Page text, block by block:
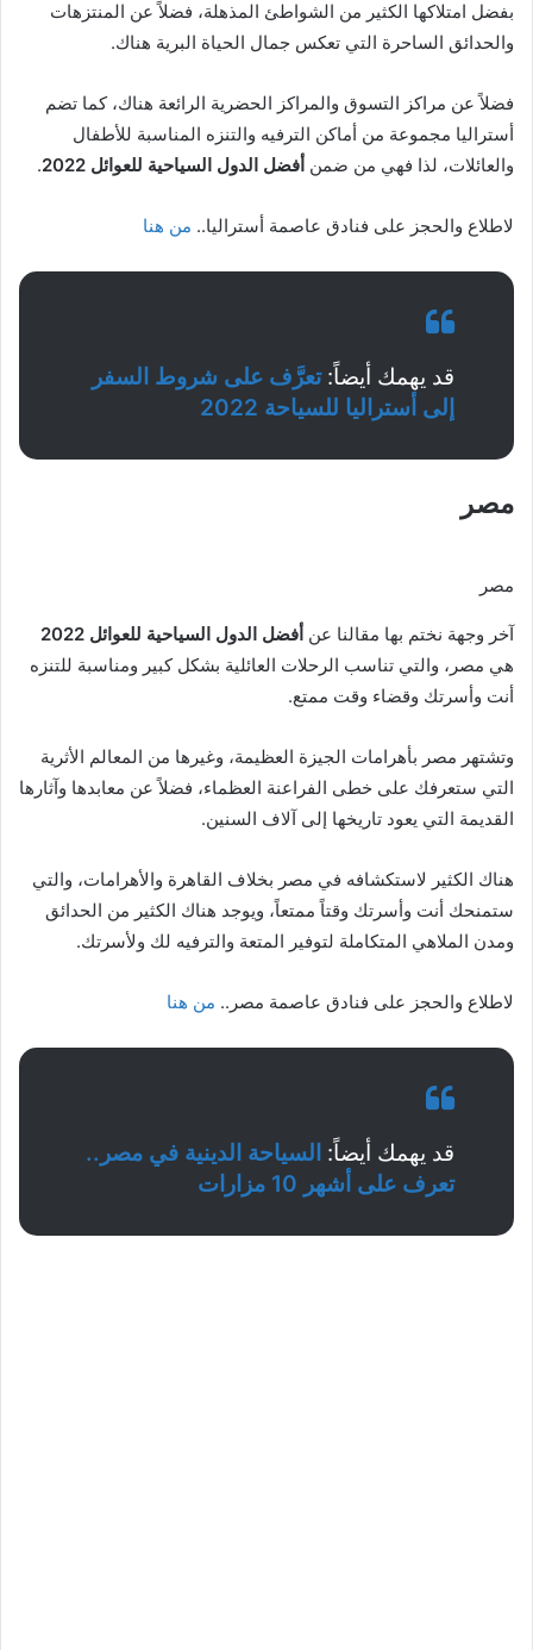
بفضل امتلاكها الكثير من الشواطئ المذهلة، فضلاً عن المنتزهات
والحدائق الساحرة التي تعكس جمال الحياة البرية هناك.
فضلاً عن مراكز التسوق والمراكز الحضرية الرائعة هناك، كما تضم
أستراليا مجموعة من أماكن الترفيه والتنزه المناسبة للأطفال
والعائلات، لذا فهي من ضمن أفضل الدول السياحية للعوائل 2022 .
لاطلاع والحجز على فنادق عاصمة أستراليا.. من هنا
قد يهمك أيضاً:تعرَّف على شروط السفر
إلى أستراليا للسياحة 2022
مصر
مصر
آخر وجهة نختم بها مقالنا عن أفضل الدول السياحية للعوائل 2022
هي مصر، والتي تناسب الرحلات العائلية بشكل كبير ومناسبة للتنزه
أنت وأسرتك وقضاء وقت ممتع.
وتشتهر مصر بأهرامات الجيزة العظيمة، وغيرها من المعالم الأثرية
التي ستعرفك على خطى الفراعنة العظماء، فضلاً عن معابدها وآثارها
القديمة التي يعود تاريخها إلى آلاف السنين.
هناك الكثير لاستكشافه في مصر بخلاف القاهرة والأهرامات، والتي
ستمنحك أنت وأسرتك وقتاً ممتعاً، ويوجد هناك الكثير من الحدائق
ومدن الملاهي المتكاملة لتوفير المتعة والترفيه لك ولأسرتك.
لاطلاع والحجز على فنادق عاصمة مصر.. من هنا
قد يهمك أيضاً: السياحة الدينية في مصر..
تعرف على أشهر 10 مزارات